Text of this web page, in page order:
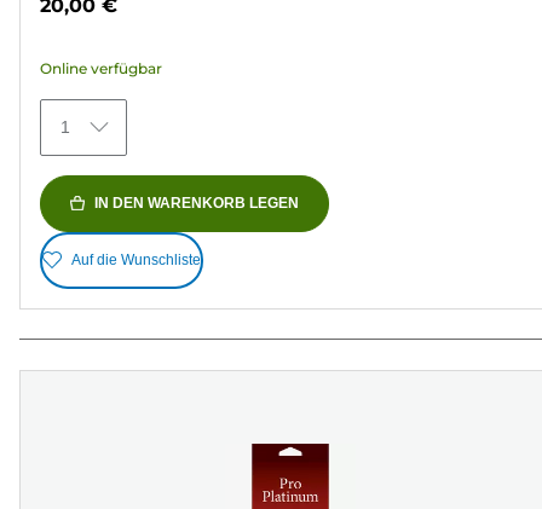
5
148
Bewertungen
20,00 €
Online verfügbar
1
IN DEN WARENKORB LEGEN
Auf die Wunschliste